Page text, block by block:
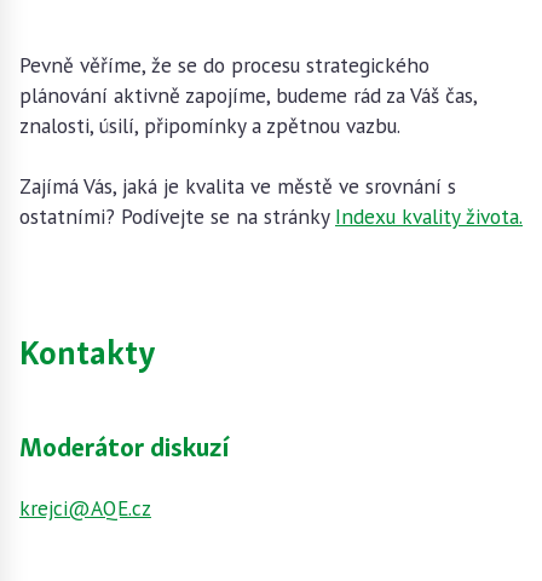
Pevně věříme, že se do procesu strategického
plánování aktivně zapojíme, budeme rád za Váš čas,
znalosti, úsilí, připomínky a zpětnou vazbu.
Zajímá Vás, jaká je kvalita ve městě ve srovnání s
ostatními? Podívejte se na stránky Indexu kvality života.
Kontakty
Moderátor diskuzí
krejci@AQE.cz